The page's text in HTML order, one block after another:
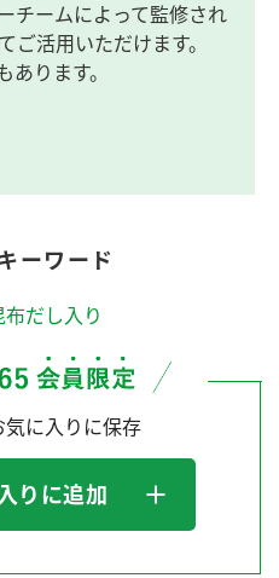
チームによって監修され
ご活用いただけます。
あります。
ーワード
だし入り
に入りに保存
りに追加